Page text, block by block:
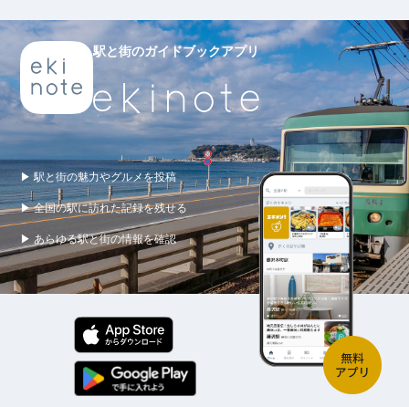
駅と街のガイドブックアプリ
▶ 駅と街の魅力やグルメを投稿
▶ 全国の駅に訪れた記録を残せる
▶ あらゆる駅と街の情報を確認